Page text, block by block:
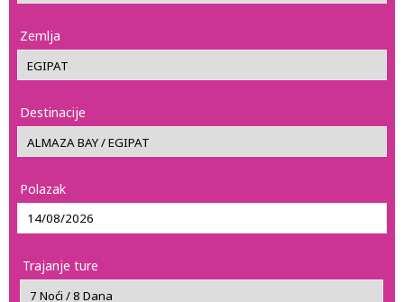
Zemlja
Destinacije
Polazak
Trajanje ture